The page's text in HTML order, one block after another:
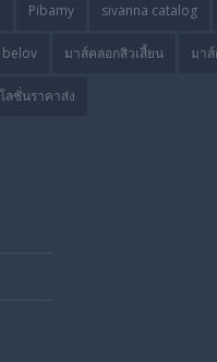
Pibamy sivanna catalog
มาส์คลอกสิวเสี้ยน มา
โลชั่นราคาส่ง